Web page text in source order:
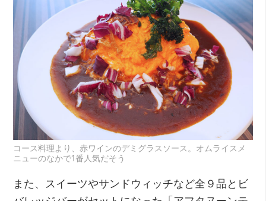
コース料理より、赤ワインのデミグラスソース。オムライスメ
ニューのなかで1番人気だそう
また、スイーツやサンドウィッチなど全９品とビ